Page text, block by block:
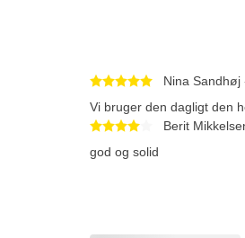
Betygsatt 5 av 5
Nina Sandhøj
Vi bruger den dagligt den
Betygsatt 4 av
Berit
god og solid